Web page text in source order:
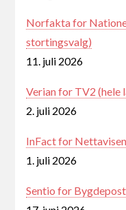
Norfakta for
stortingsvalg)
11. juli 2026
Verian for TV2 (hele
2. juli 2026
InFact for
1. juli 2026
Sentio for